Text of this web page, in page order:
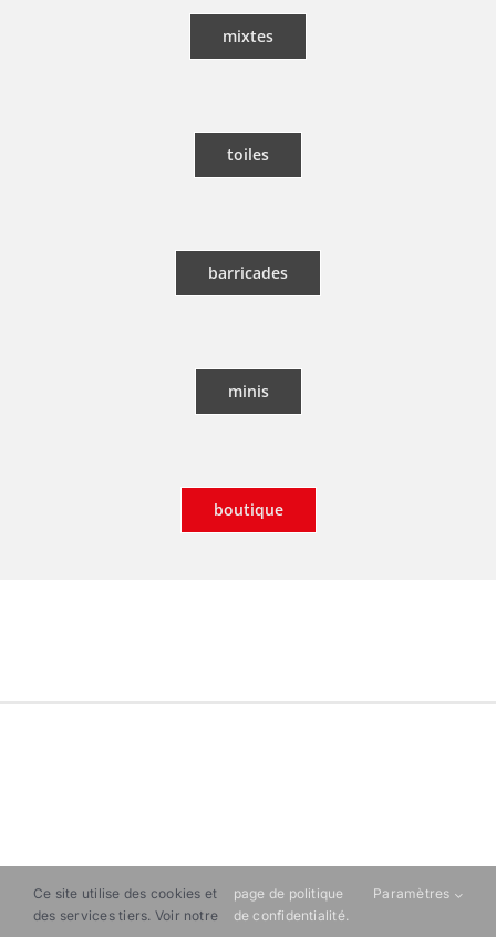
mixtes
toiles
barricades
minis
boutique
ART SFRUS©2021 |Mentions légales|
Politique de
confidentialité|Conditions Générales de Vente
Ce site utilise des cookies et
des services tiers. Voir notre
page de politique
de confidentialité.
Paramètres